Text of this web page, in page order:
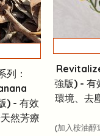
：
) - 有效
然芳療
強版) - 有
環境、去
(加入桉油醇